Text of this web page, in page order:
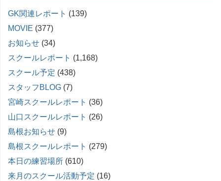
GK関連レポート (139)
MOVIE (377)
お知らせ (34)
スクールレポート (1,168)
スクール予定 (438)
スタッフBLOG (7)
宮崎スクールレポート (36)
山口スクールレポート (26)
島根お知らせ (9)
島根スクールレポート (279)
本日の練習場所 (610)
来月のスクール活動予定 (16)